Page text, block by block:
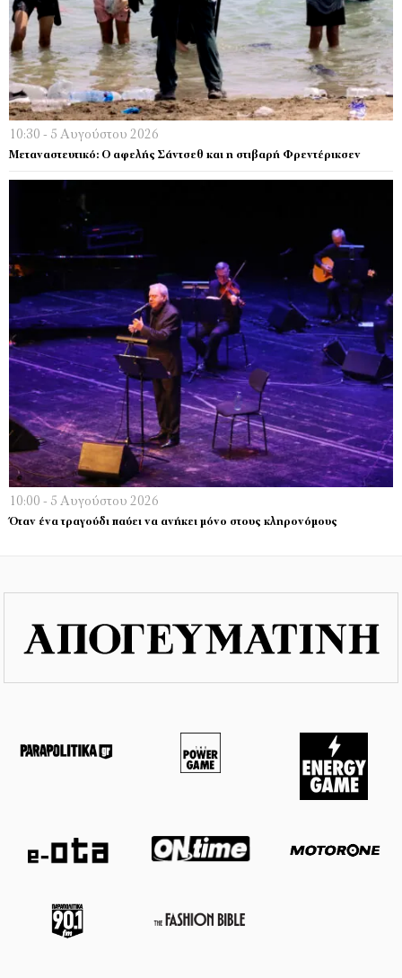
10:30 - 5 Αυγούστου 2026
Μεταναστευτικό: Ο αφελής Σάντσεθ και η στιβαρή Φρεντέρικσεν
10:00 - 5 Αυγούστου 2026
Όταν ένα τραγούδι παύει να ανήκει μόνο στους κληρονόμους